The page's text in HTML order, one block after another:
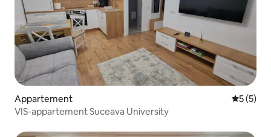
Appartement
5 (5)
VIS-appartement Suceava University